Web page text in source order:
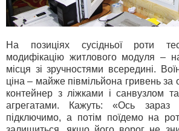
На позиціях сусідньої роти
модифікацію житлового модуля –
місця зі зручностями всередині.
ціна – майже півмільйона гривень
контейнер з ліжками і санвузлом
агрегатами. Кажуть: «Ось зараз
підключимо, а потім поїдемо на